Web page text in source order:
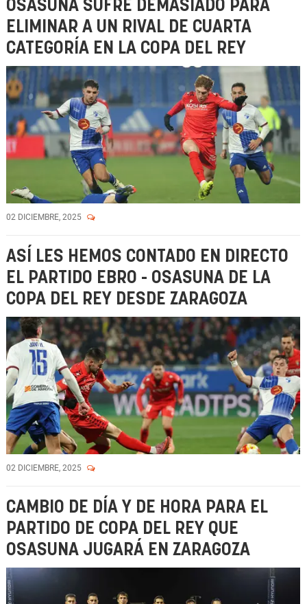
OSASUNA SUFRE DEMASIADO PARA
ELIMINAR A UN RIVAL DE CUARTA
CATEGORÍA EN LA COPA DEL REY
02 DICIEMBRE, 2025
ASÍ LES HEMOS CONTADO EN DIRECTO
EL PARTIDO EBRO - OSASUNA DE LA
COPA DEL REY DESDE ZARAGOZA
02 DICIEMBRE, 2025
CAMBIO DE DÍA Y DE HORA PARA EL
PARTIDO DE COPA DEL REY QUE
OSASUNA JUGARÁ EN ZARAGOZA